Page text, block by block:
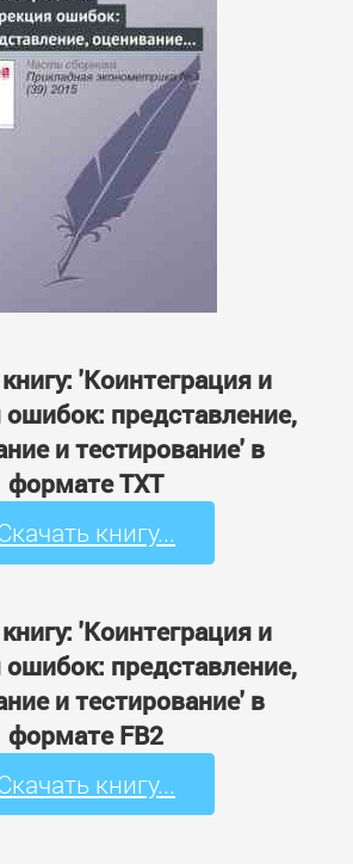
'Коинтеграция и
ошибок: представление,
и тестирование' в
формате TXT
книгу...
'Коинтеграция и
ошибок: представление,
и тестирование' в
формате FB2
книгу...